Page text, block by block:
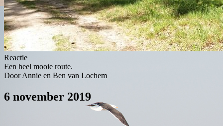
Reactie
Een heel mooie route.
Door Annie en Ben van Lochem
6 november 2019